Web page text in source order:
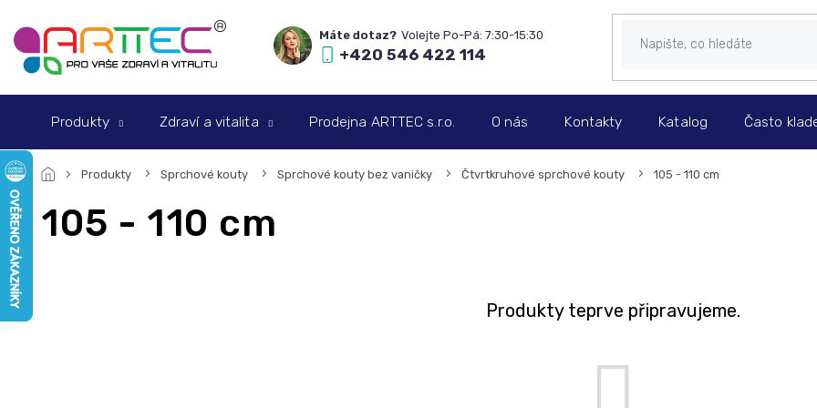
na
obsah
+420 546 422 114
Produkty Zdraví a vitalita Prodejna ARTTEC s.r.o. O nás Kontakty Katalog Často
Produkty Sprchové kouty Sprchové kouty bez vaničky Čtvrtkruhové sprchové kouty 105 - 110 cm
105 - 110 cm
Produkty teprve připravujeme.